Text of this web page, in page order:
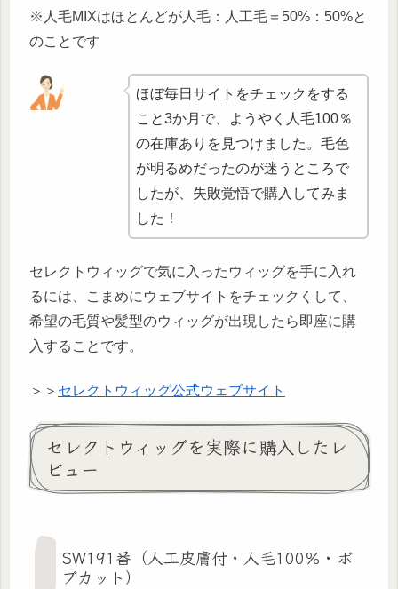
※人毛MIXはほとんどが人毛：人工毛＝50%：50%と
のことです
ほぼ毎日サイトをチェックをする
こと3か月で、ようやく人毛100％
の在庫ありを見つけました。毛色
が明るめだったのが迷うところで
したが、失敗覚悟で購入してみま
した！
セレクトウィッグで気に入ったウィッグを手に入れ
るには、こまめにウェブサイトをチェックくして、
希望の毛質や髪型のウィッグが出現したら即座に購
入することです。
＞＞ セレクトウィッグ公式ウェブサイト
セレクトウィッグを実際に購入したレ
ビュー
SW191番（人工皮膚付・人毛100％・ボ
ブカット）